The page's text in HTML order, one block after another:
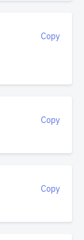
Copy
Copy
Copy